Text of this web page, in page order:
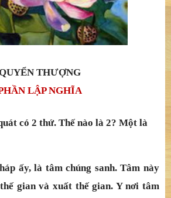
THƯỢNG
LẬP NGHĨA
có 2 thứ. Thế nào là 2? Một là
ấy, là tâm chúng sanh. Tâm này
gian và xuất thế gian. Y nơi tâm